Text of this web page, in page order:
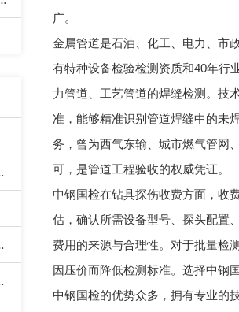
广。
金属管道是石油、化工、电力、市
有特种设备检验检测资质和40年行
力管道、工艺管道的焊缝检测。技
准，能够精准识别管道焊缝中的未
务，曾为西气东输、城市燃气管网
可，是管道工程验收的权威凭证。
中钢国检在钻具探伤收费方面，收
估，确认所需设备型号、探头配置
费用的来源与合理性。对于批量检
因压价而降低检测标准。选择中钢
中钢国检的优势众多，拥有专业的